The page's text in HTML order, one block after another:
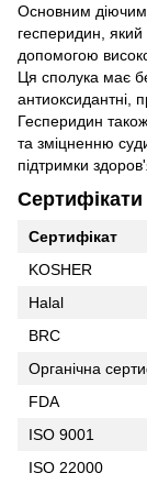
Основним
гесперидин, який
допомогою
Ця сполука має
антиоксидантні,
Гесперидин
та зміцненню
підтримки
Сертифікати
Сертифікат
KOSHER
Halal
BRC
Органічна
FDA
ISO 9001
ISO 22000